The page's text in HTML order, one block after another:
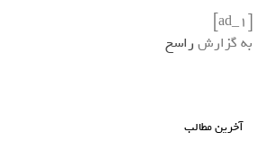
[ad_1]
به گزارش راسخ
آخرین مطالب